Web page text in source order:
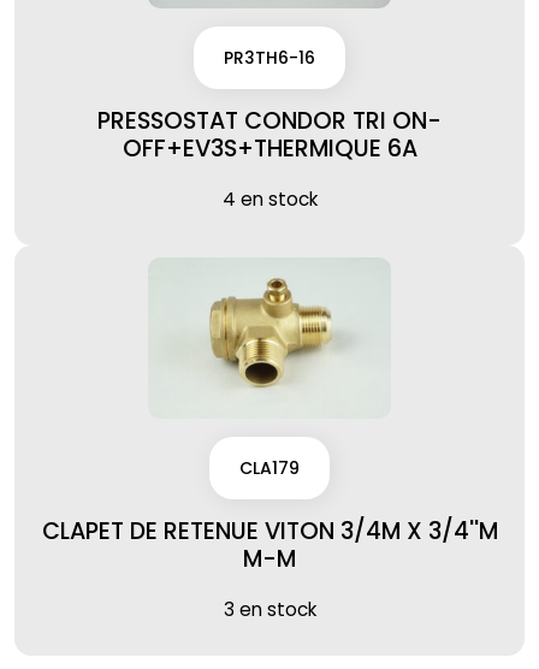
PR3TH6-16
PRESSOSTAT CONDOR TRI ON-
OFF+EV3S+THERMIQUE 6A
4 en stock
CLA179
CLAPET DE RETENUE VITON 3/4M X 3/4''M
M-M
3 en stock